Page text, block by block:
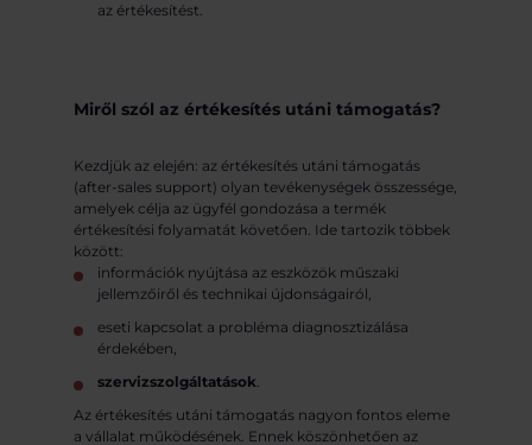
az értékesítést.
Miről szól az értékesítés utáni támogatás?
Kezdjük az elején: az értékesítés utáni támogatás
(after-sales support) olyan tevékenységek összessége,
amelyek célja az ügyfél gondozása a termék
értékesítési folyamatát követően. Ide tartozik többek
között:
információk nyújtása az eszközök műszaki
jellemzőiről és technikai újdonságairól,
eseti kapcsolat a probléma diagnosztizálása
érdekében,
szervizszolgáltatások.
Az értékesítés utáni támogatás nagyon fontos eleme
a vállalat működésének. Ennek köszönhetően az